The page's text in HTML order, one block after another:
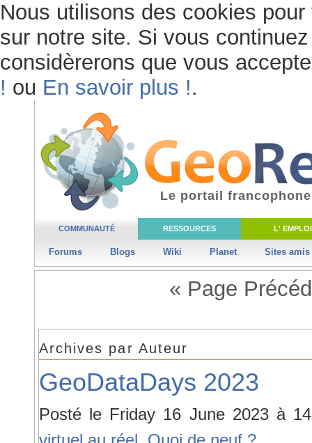
Nous utilisons des cookies
sur notre site. Si vous
considèrerons que vous
! ou En savoir plus !.
COMMUNAUTÉ RESSOURCES L' EMPLOI
Forums Blogs Wiki Planet Sites amis
Le portail
« Page
Archives par Auteur
GeoDataDays 2023
Posté le Friday 16 June 2023 à